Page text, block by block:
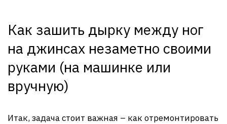
Как зашить дырку между ног
на джинсах незаметно своими
руками (на машинке или
вручную)
Итак, задача стоит важная – как отремонтировать